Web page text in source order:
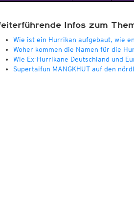
Infos zum
Wie ist ein Hurrikan aufgebaut, wie
Woher kommen die Namen für die
Wie Ex-Hurrikane Deutschland und
Supertaifun MANGKHUT auf den